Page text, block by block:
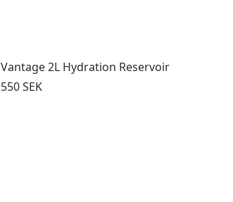
Vantage 2L Hydration Reservoir
Pris:
550 SEK